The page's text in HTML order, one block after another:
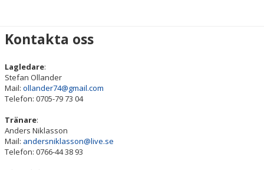
BILDGALLERI
DOKUMENT
KONTAKT
Kontakta oss
Lagledare:
Stefan Ollander
Mail: ollander74@gmail.com
Telefon: 0705-79 73 04
Tränare:
Anders Niklasson
Mail: andersniklasson@live.se
Telefon: 0766-44 38 93